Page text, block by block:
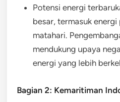
Potensi energi
besar, termasuk
matahari.
mendukung upaya
energi yang lebih
Bagian 2: Kemaritiman